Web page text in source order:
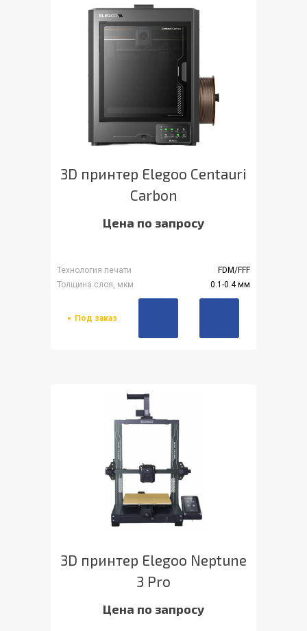
3D принтер Elegoo Centauri
Carbon
Цена по запросу
Технология печати
FDM/FFF
Толщина слоя, мкм
0.1-0.4 мм
Под заказ
3D принтер Elegoo Neptune
3 Pro
Цена по запросу